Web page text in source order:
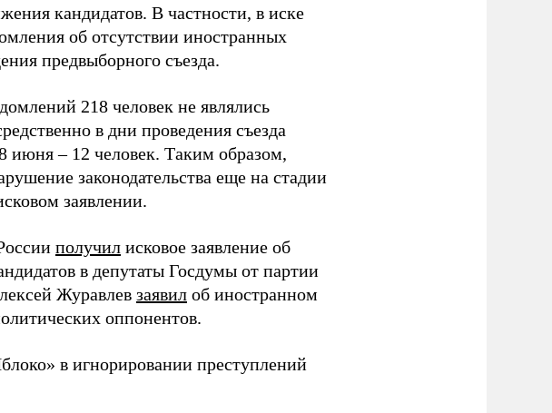
кандидатов. В частности, в иске
об отсутствии иностранных
предвыборного съезда.
218 человек не являлись
в дни проведения съезда
июня – 12 человек. Таким образом,
законодательства еще на стадии
заявлении.
получил исковое заявление об
в депутаты Госдумы от партии
Журавлев заявил об иностранном
оппонентов.
в игнорировании преступлений